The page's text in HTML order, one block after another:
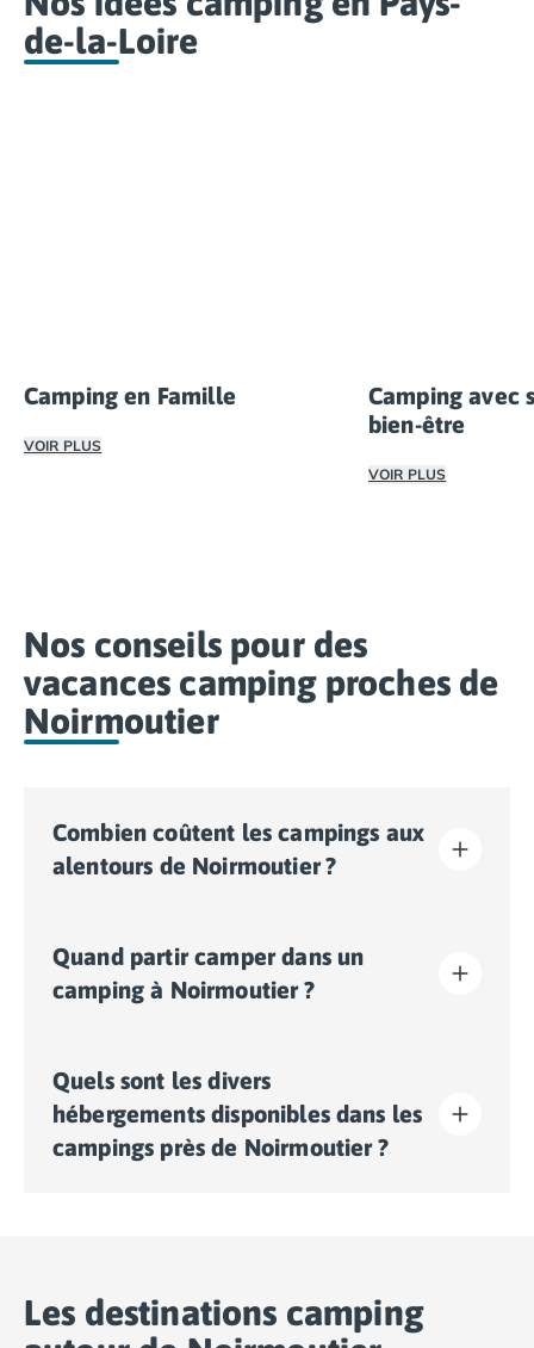
de-la-Loire
Camping en Famille
VOIR PLUS
Camping avec
bien-être
VOIR PLUS
Nos conseils pour des
vacances camping proches de
Noirmoutier
Combien coûtent les campings aux
alentours de Noirmoutier ?
souvent selon le type d’hébergement, les prestations
offertes par l’établissement ainsi que le nombre
d’étoiles de ce dernier (de 4 à 5 étoiles pour nos
Quand partir camper dans un
camping à Noirmoutier ?
couleurs tout au long de l’année, mais la meilleure
période pour jouir pleinement des activités nautiques
et des balades en vélo reste l’été. Cependant, la
plupart des campings comme LeCalifornia
Quels sont les divers
hébergements disponibles dans les
campings près de Noirmoutier ?
également des séjours en tentes équipées.
Les destinations camping